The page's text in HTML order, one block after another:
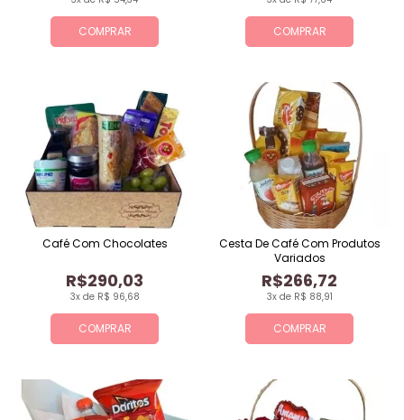
COMPRAR COMPRAR
COMPRAR
3x de R$ 96,68
R$290,03
Café Com Chocolates
COMPRAR
3x de R$ 88,91
R$266,72
Cesta De Café Com Produtos
Variados